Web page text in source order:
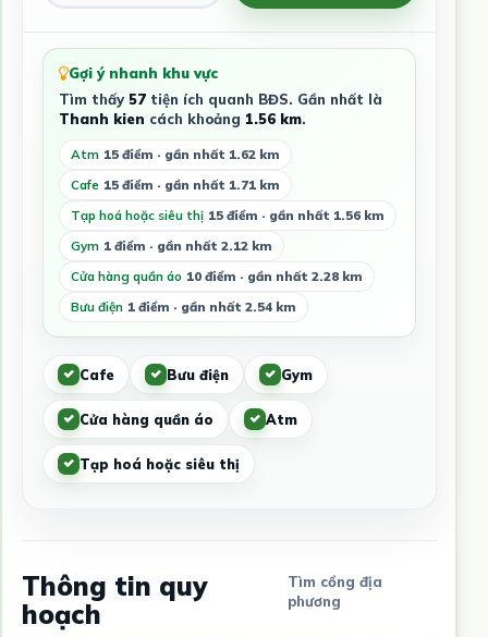
Gợi ý nhanh khu vực
Tìm thấy 57tiện ích quanh BĐS. Gần nhất là
Thanh kien cách khoảng 1.56 km.
Atm 15 điểm · gần nhất 1.62 km
Cafe 15 điểm · gần nhất 1.71 km
Tạp hoá hoặc siêu thị 15 điểm · gần nhất 1.56 km
Gym 1 điểm · gần nhất 2.12 km
Cửa hàng quần áo 10 điểm · gần nhất 2.28 km
Bưu điện 1 điểm · gần nhất 2.54 km
Cafe Bưu điện Gym
Cửa hàng quần áo Atm
Tạp hoá hoặc siêu thị
Thông tin quy
hoạch
Tìm cổng địa
phương